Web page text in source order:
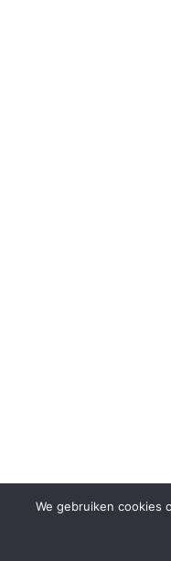
We gebruiken cookies